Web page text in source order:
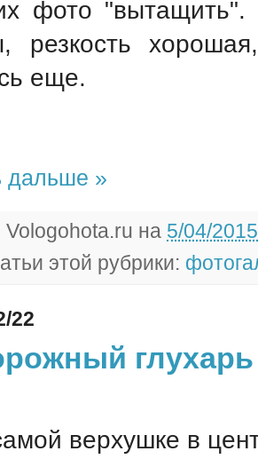
фото "вытащить".
резкость
еще.
дальше »
Vologohota.ru на 5/04/2015
этой рубрики:
22
глухарь
верхушке в